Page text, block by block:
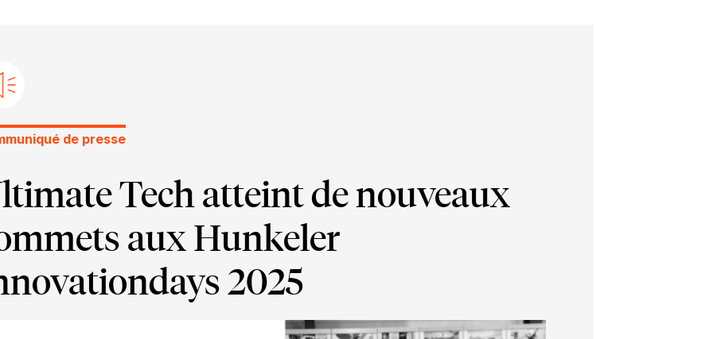
de presse
Tech atteint de nouveaux
aux Hunkeler
2025